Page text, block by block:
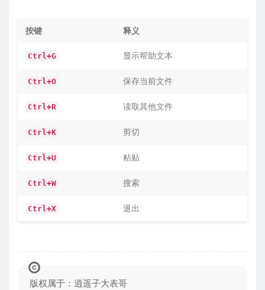
按键 释义
Ctrl+G 显示帮助文本
Ctrl+O 保存当前文件
Ctrl+R 读取其他文件
Ctrl+K 剪切
Ctrl+U 粘贴
Ctrl+W 搜索
Ctrl+X 退出
版权属于：逍遥子大表哥